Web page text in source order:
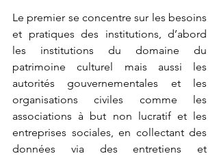
Le premier se concentre sur les besoins
et pratiques des institutions, d’abord
les institutions du domaine du
patrimoine culturel mais aussi les
autorités gouvernementales et les
organisations civiles comme les
associations à but non lucratif et les
entreprises sociales, en collectant des
données via des entretiens et